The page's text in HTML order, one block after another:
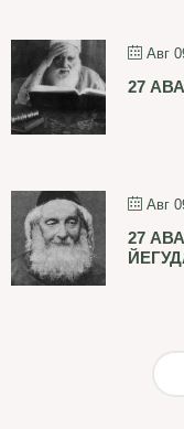
Авг
27
Авг
27